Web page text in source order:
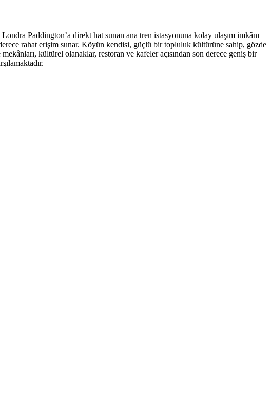
Paddington’a direkt hat sunan ana tren istasyonuna kolay ulaşım imkânı
rahat erişim sunar. Köyün kendisi, güçlü bir topluluk kültürüne sahip, gözde
kültürel olanaklar, restoran ve kafeler açısından son derece geniş bir